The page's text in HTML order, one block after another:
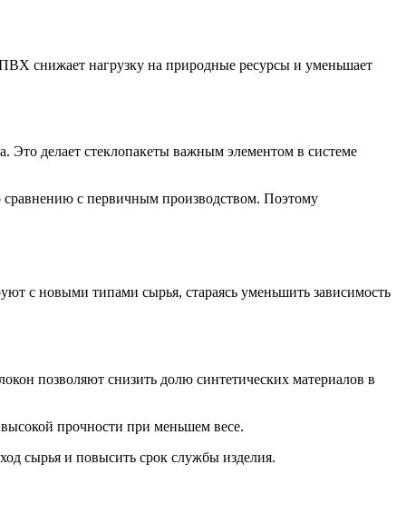
снижает нагрузку на природные ресурсы и уменьшает
Это делает стеклопакеты важным элементом в системе
с первичным производством. Поэтому
с новыми типами сырья, стараясь уменьшить зависимость
позволяют снизить долю синтетических материалов в
прочности при меньшем весе.
сырья и повысить срок службы изделия.